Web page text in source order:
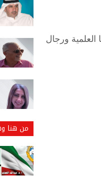
العلمية ورجال
من هنا